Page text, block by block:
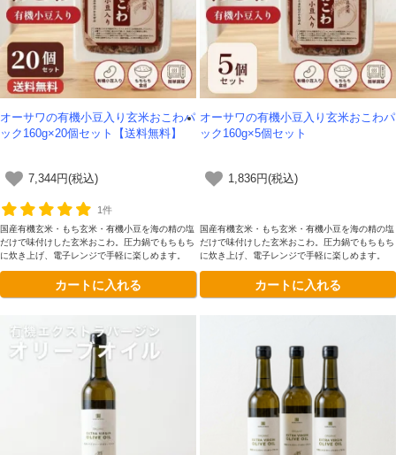
オーサワの有機小豆入り玄米おこわパ
ック160g×20個セット【送料無料】
7,344円(税込)
1件
国産有機玄米・もち玄米・有機小豆を海の精の塩
だけで味付けした玄米おこわ。圧力鍋でもちもち
に炊き上げ、電子レンジで手軽に楽しめます。
カートに入れる
オーサワの有機小豆入り玄米おこわパ
ック160g×5個セット
1,836円(税込)
国産有機玄米・もち玄米・有機小豆を海の精の塩
だけで味付けした玄米おこわ。圧力鍋でもちもち
に炊き上げ、電子レンジで手軽に楽しめます。
カートに入れる